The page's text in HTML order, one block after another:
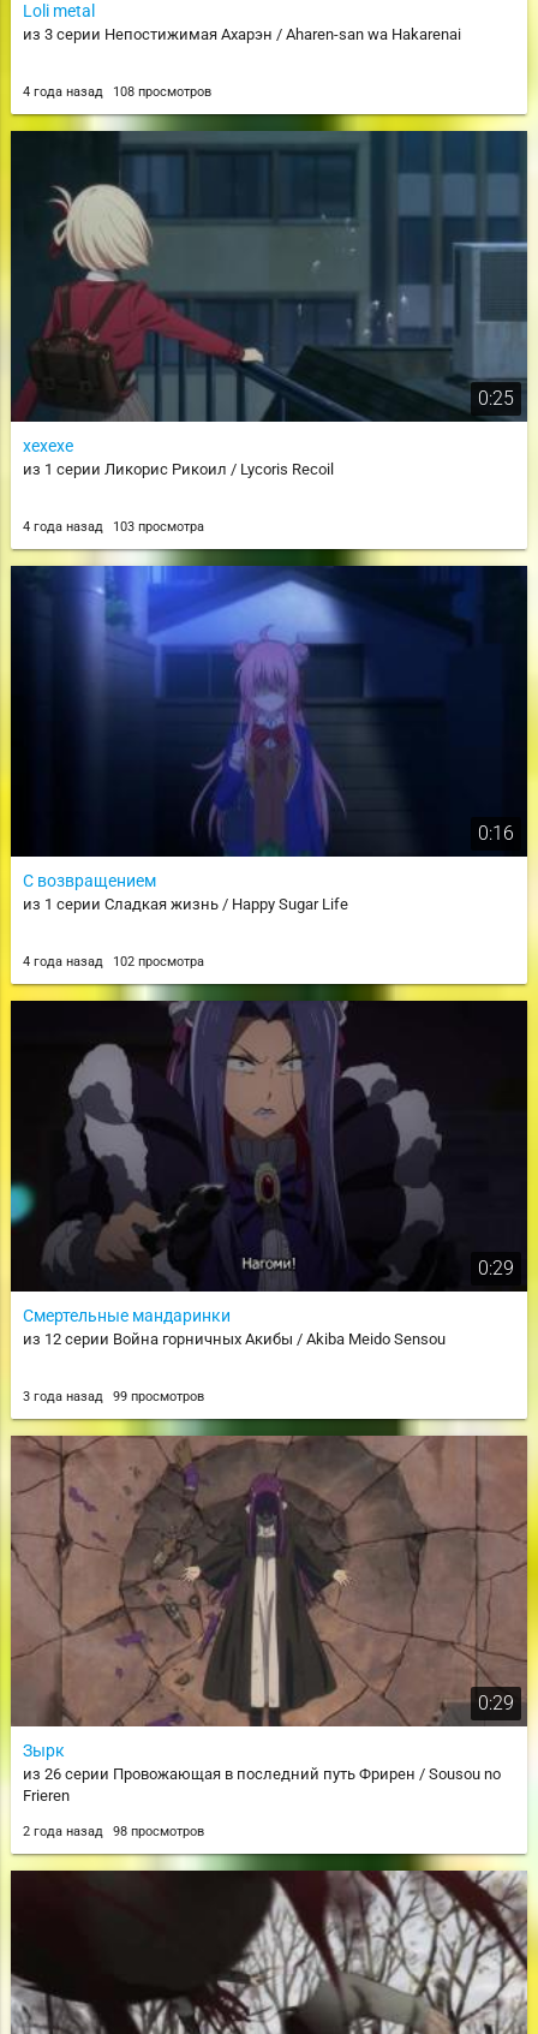
Loli metal
из 3 серии Непостижимая Ахарэн / Aharen-san wa Hakarenai
4 года назад 108 просмотров
0:25
хехехе
из 1 серии Ликорис Рикоил / Lycoris Recoil
4 года назад 103 просмотра
0:16
С возвращением
из 1 серии Сладкая жизнь / Happy Sugar Life
4 года назад 102 просмотра
0:29
Смертельные мандаринки
из 12 серии Война горничных Акибы / Akiba Meido Sensou
3 года назад 99 просмотров
0:29
Зырк
из 26 серии Провожающая в последний путь Фрирен / Sousou no
Frieren
2 года назад 98 просмотров